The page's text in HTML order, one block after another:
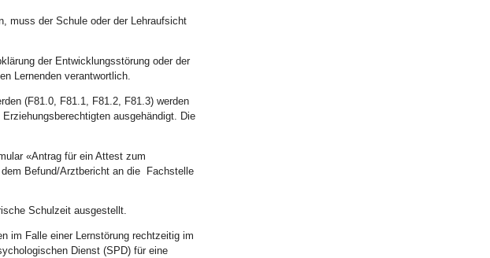
muss der Schule oder der Lehraufsicht
der Entwicklungsstörung oder der
Lernenden verantwortlich.
(F81.0, F81.1, F81.2, F81.3) werden
ausgehändigt. Die
«Antrag für ein Attest zum
Befund/Arztbericht an die Fachstelle
Schulzeit ausgestellt.
im Falle einer Lernstörung rechtzeitig im
Dienst (SPD) für eine